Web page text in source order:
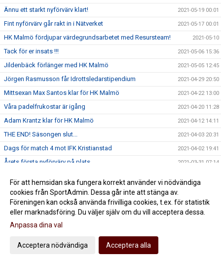
Ännu ett starkt nyförvärv klart! 2021-05-19 00:01
Fint nyförvärv går rakt in i Nätverket 2021-05-17 00:01
HK Malmö fördjupar värdegrundsarbetet med Resursteam! 2021-05-10
Tack för er insats !!! 2021-05-06 15:36
Jildenbäck förlänger med HK Malmö 2021-05-05 12:45
Jörgen Rasmusson får Idrottsledarstipendium 2021-04-29 20:50
Mittsexan Max Santos klar för HK Malmö 2021-04-22 13:00
Våra padelfrukostar är igång 2021-04-20 11:28
Adam Krantz klar för HK Malmö 2021-04-12 14:11
THE END! Säsongen slut... 2021-04-03 20:31
Dags för match 4 mot IFK Kristianstad 2021-04-02 19:41
Årets första nyförvärv på plats 2021-03-31 07:14
Kvartsfinalserien lever
Dags för rond 3 2021-03-25 19:07
Välkommen till HK Malmö ADAM TUMBA
Adam Tumba klar för HK Malmö
Klar uppryckning men ny förlust
För att hemsidan ska fungera korrekt använder vi nödvändiga
cookies från SportAdmin. Dessa går inte att stänga av.
Föreningen kan också använda frivilliga cookies, t.ex. för statistik
eller marknadsföring. Du väljer själv om du vill acceptera dessa.
Anpassa dina val
Acceptera nödvändiga Acceptera alla